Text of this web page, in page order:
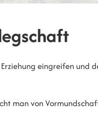
eingreifen und
man von